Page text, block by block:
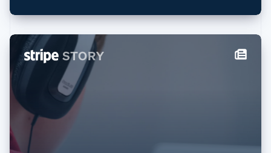
Mexique
Norvège
English
Nouvelle-Zélande
Pays-Bas
NederlandsEnglish
Pologne